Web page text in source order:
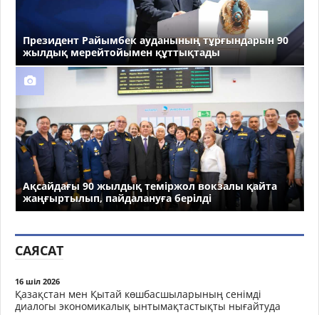
Президент Райымбек ауданының тұрғындарын 90
жылдық мерейтойымен құттықтады
Ақсайдағы 90 жылдық теміржол вокзалы қайта
жаңғыртылып, пайдалануға берілді
САЯСАТ
16 шіл 2026
Қазақстан мен Қытай көшбасшыларының сенімді
диалогы экономикалық ынтымақтастықты нығайтуда